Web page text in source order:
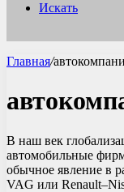
Искать
Главная/
В наш век
автомобильные
обычное явление в
VAG или